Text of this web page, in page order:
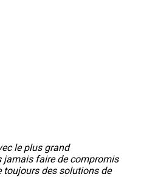
le plus grand
jamais faire de compromis
toujours des solutions de